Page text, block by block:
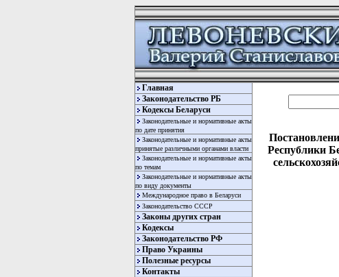
Главная
Законодательство РБ
Кодексы Беларуси
Законодательные и нормативные акты
по дате принятия
Законодательные и нормативные акты
принятые различными органами власти
Законодательные и нормативные акты
по темам
Законодательные и нормативные акты
по виду документы
Международное право в Беларуси
Законодательство СССР
Законы других стран
Кодексы
Законодательство РФ
Право Украины
Полезные ресурсы
Контакты
Республики